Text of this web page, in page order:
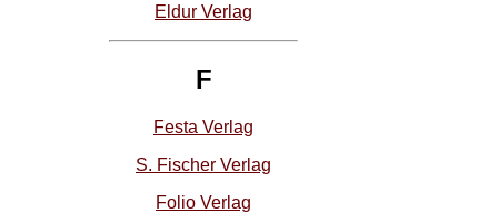
Eldur Verlag
F
Festa Verlag
S. Fischer Verlag
Folio Verlag